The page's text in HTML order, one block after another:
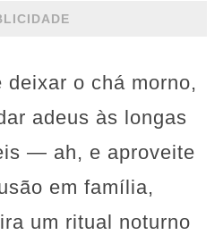
deixar o chá morno,
adeus às longas
— ah, e aproveite
em família,
um ritual noturno